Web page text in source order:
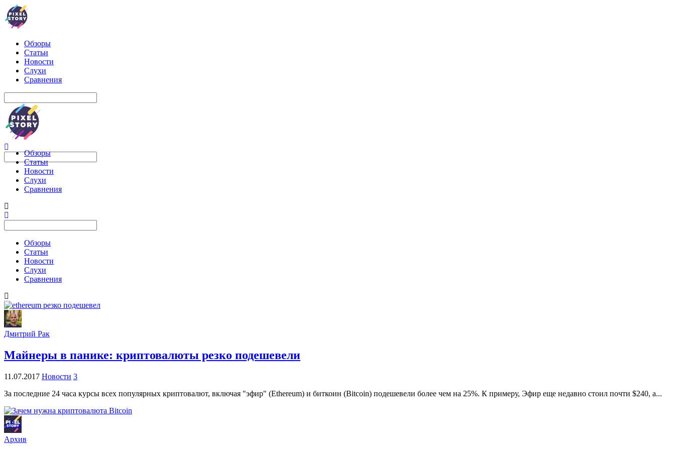
Обзоры
Статьи
Новости
Слухи
Сравнения
Обзоры
Статьи
Новости
Слухи
Сравнения
Обзоры
Статьи
Новости
Слухи
Сравнения
Дмитрий Рак
Майнеры в панике: криптовалюты резко подешевели
11.07.2017 Новости 3
За последние 24 часа курсы всех популярных криптовалют, включая "эфир" (Ethereum) и биткоин (Bitcoin) подешевели более чем на 25%. К примеру, Эфир еще недавно стоил почти $240, а...
Архив